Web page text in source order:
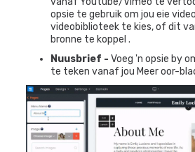
opsie te gebruik om jou eie
videobiblioteek te kies, of dit
bronne te koppel .
Nuusbrief - Voeg 'n opsie by
te teken vanaf jou Meer oor-